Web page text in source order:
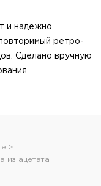
и надёжно
ретро-
Сделано вручную
из ацетата